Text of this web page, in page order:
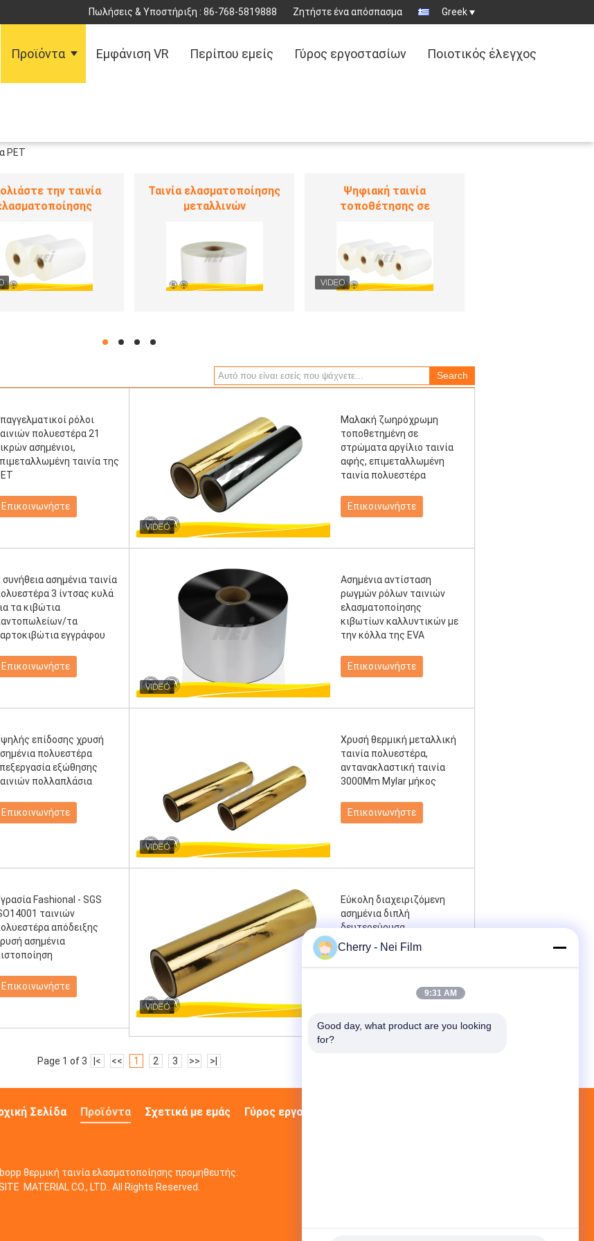
Πωλήσεις & Υποστήριξη : 86-768-5819888 Ζητήστε ένα απόσπασμα Greek
Προϊόντα Εμφάνιση VR Περίπου εμείς Γύρος εργοστασίων Ποιοτικός έλεγχος
PET
ταινία γρατσουνιών Μεταλλωμένη ταινία PET
Κατασκευασμένη ταινία
ελασματοποίησης
hd hd hd hd
ρόλοι
πολυεστέρα 21
ασημένιοι,
ταινία της
Επικοινωνήστε
Μαλακή ζωηρόχρωμη
τοποθετημένη σε
στρώματα αργίλιο ταινία
αφής, επιμεταλλωμένη
ταινία πολυεστέρα
Επικοινωνήστε
συνήθεια ασημένια ταινία
3 ίντσας κυλά
τα κιβώτια
τα
εγγράφου
Επικοινωνήστε
Ασημένια αντίσταση
ρωγμών ρόλων ταινιών
ελασματοποίησης
κιβωτίων καλλυντικών με
την κόλλα της EVA
Επικοινωνήστε
επίδοσης χρυσή
πολυεστέρα
εξώθησης
πολλαπλάσια
Επικοινωνήστε
Χρυσή θερμική μεταλλική
ταινία πολυεστέρα,
αντανακλαστική ταινία
3000Mm Mylar μήκος
Επικοινωνήστε
Fashional - SGS
ταινιών
απόδειξης
ασημένια
Επικοινωνήστε
Εύκολη διαχειριζόμενη
ασημένια διπλή
δευτερεύουσα
αντιμετωπισμένη κορώνα
σύνδεση ≤ 2 ταινιών
πολυεστέρα
Page 1 of 3 |< << 1 2 3 >> >|
Γύρος εργοστασίων
Σχετικά με εμάς
Προϊόντα
Σελίδα
θερμική ταινία ελασματοποίησης προμηθευτής.
MATERIAL CO., LTD.. All Rights Reserved.
Cherry - Nei Film
9:31 AM
Good day, what product are you looking
for?